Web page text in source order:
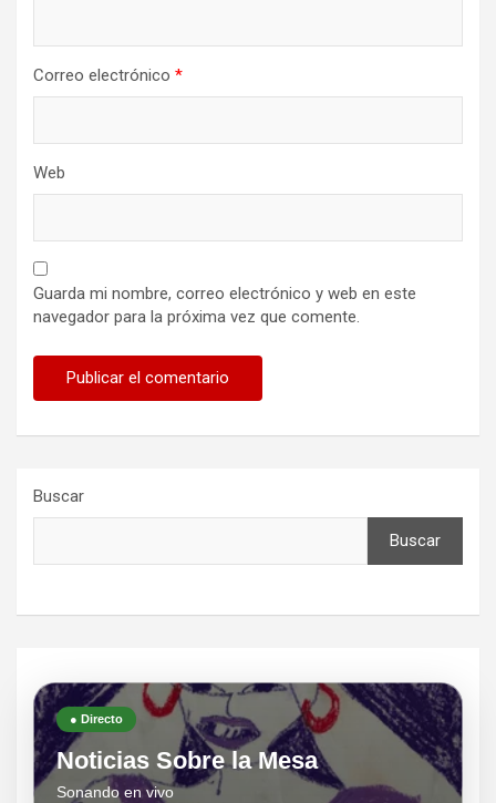
Correo electrónico *
Web
Guarda mi nombre, correo electrónico y web en este
navegador para la próxima vez que comente.
Buscar
Buscar
● Directo
Noticias Sobre la Mesa
Sonando en vivo